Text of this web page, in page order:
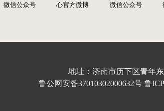
微信公众号
心官方微博
微信公众号
地址：济南市历下区青年
鲁公网安备37010302000632号 鲁